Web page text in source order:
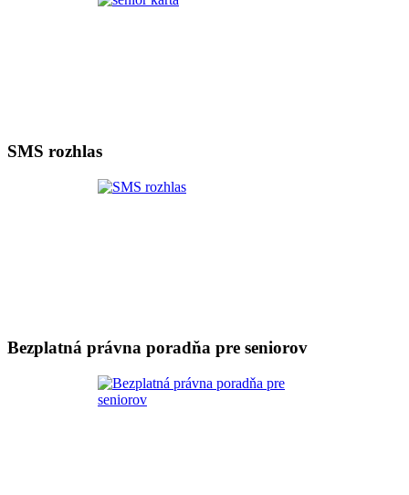
SMS rozhlas
Bezplatná právna poradňa pre seniorov